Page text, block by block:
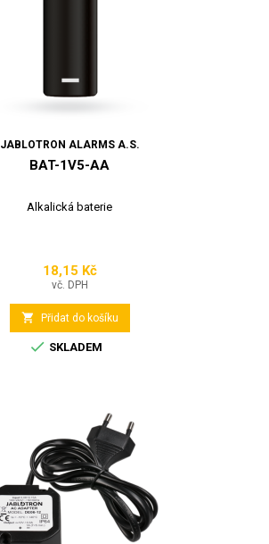
JABLOTRON ALARMS A.S.
BAT-1V5-AA
Alkalická baterie
Cena
18,15 Kč
vč. DPH
 Přidat do košíku
 SKLADEM